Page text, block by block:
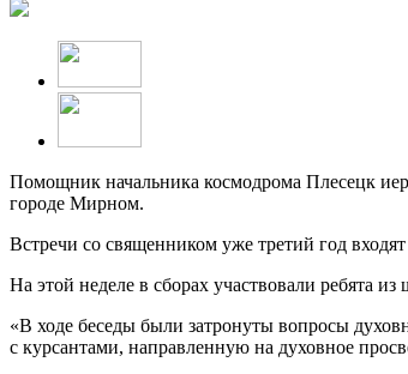
Помощник начальника космодрома Плесецк
городе Мирном.
Встречи со священником уже третий год
На этой неделе в сборах участвовали ребята
«В ходе беседы были затронуты вопросы
с курсантами, направленную на духовное